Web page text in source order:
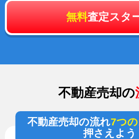
無料査定スタ
不動産売却の
不動産売却の流れ7つ
押さえよう